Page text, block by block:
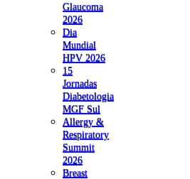
Glaucoma
2026
Dia
Mundial
HPV 2026
15
Jornadas
Diabetologia
MGF Sul
Allergy &
Respiratory
Summit
2026
Breast